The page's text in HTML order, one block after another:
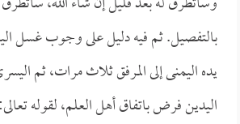
بالتفصيل. ثم فيه دليل على وجوب غسل
يده اليمنى إلى المرفق ثلاث مرات، ثم
اليدين فرض باتفاق أهل العلم، لقوله